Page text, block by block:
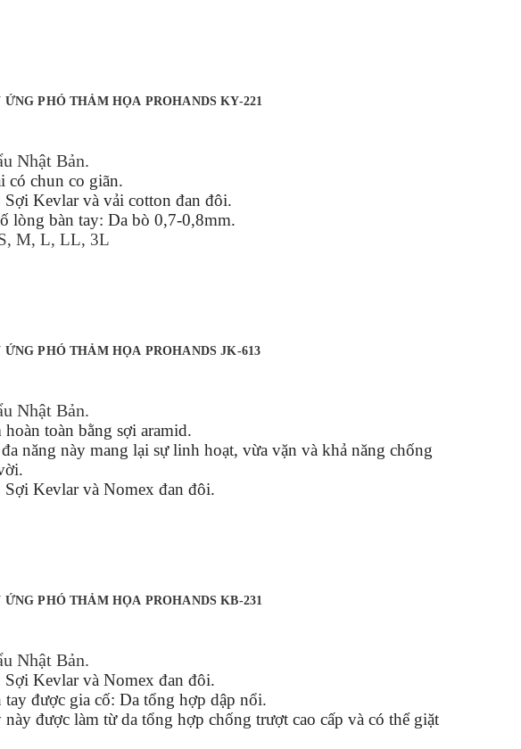
ỨNG PHÓ THẢM HỌA PROHANDS KY-221
Nhật Bản.
có chun co giãn.
Sợi Kevlar và vải cotton đan đôi.
lòng bàn tay: Da bò 0,7-0,8mm.
M, L, LL, 3L
ỨNG PHÓ THẢM HỌA PROHANDS JK-613
Nhật Bản.
toàn bằng sợi aramid.
năng này mang lại sự linh hoạt, vừa vặn và khả năng chống
Sợi Kevlar và Nomex đan đôi.
GĂNG TAY ỨNG PHÓ THẢM HỌA PROHANDS KB-231
Nhật Bản.
Sợi Kevlar và Nomex đan đôi.
tay được gia cố: Da tổng hợp dập nổi.
này được làm từ da tổng hợp chống trượt cao cấp và có thể giặt